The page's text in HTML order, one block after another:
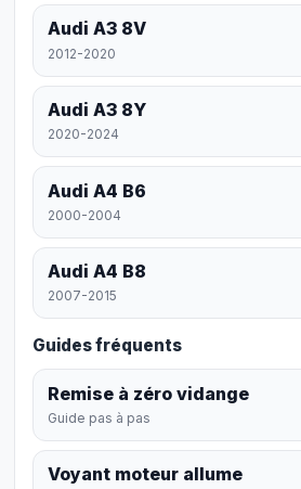
Audi A3 8V
2012-2020
Audi A3 8Y
2020-2024
Audi A4 B6
2000-2004
Audi A4 B8
2007-2015
Guides fréquents
Remise à zéro vidange
Guide pas à pas
Voyant moteur allume